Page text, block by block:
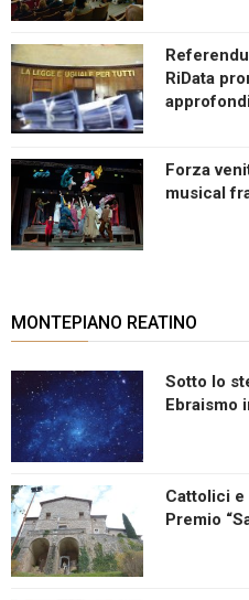
RiData
Forza
musical
MONTEPIANO REATINO
Sotto lo
Ebraismo
Cattolici e
Premio